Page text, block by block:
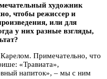
художник
чтобы режиссер и
или для
у них разные взгляды,
Примечательно, что
«Травиата»,
напиток», – мы с ним